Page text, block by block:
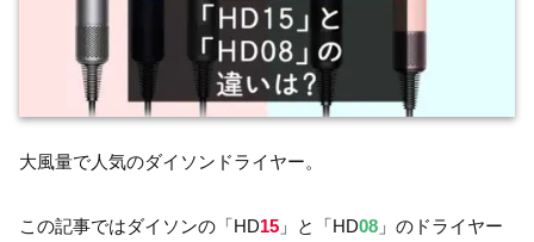
大風量で人気のダイソンドライヤー。
この記事ではダイソンの「HD15 」と「HD08 」のドライヤー